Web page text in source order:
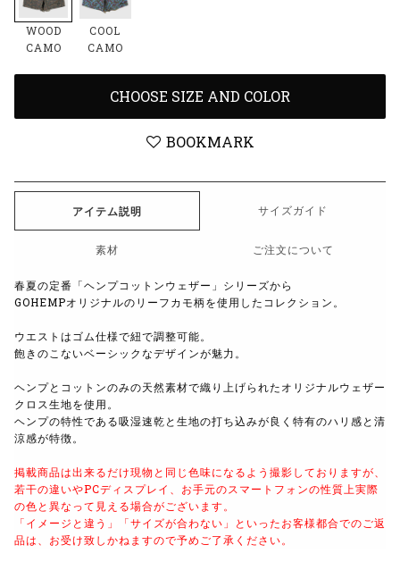
WOOD
CAMO
COOL
CAMO
CHOOSE SIZE AND COLOR
BOOKMARK
アイテム説明 サイズガイド
素材 ご注文について
春夏の定番「ヘンプコットンウェザー」シリーズから
GOHEMPオリジナルのリーフカモ柄を使用したコレクション。
ウエストはゴム仕様で紐で調整可能。
飽きのこないベーシックなデザインが魅力。
ヘンプとコットンのみの天然素材で織り上げられたオリジナルウェザー
クロス生地を使用。
ヘンプの特性である吸湿速乾と生地の打ち込みが良く特有のハリ感と清
涼感が特徴。
掲載商品は出来るだけ現物と同じ色味になるよう 撮影しておりますが、
若干の違いやPCディスプレイ、 お手元のスマートフォンの性質上実際
の色と異なって見える場合がございます。
「イメージと違う」「サイズが合わない」といったお客様都合でのご返
品は、 お受け致しかねますので予めご了承ください。